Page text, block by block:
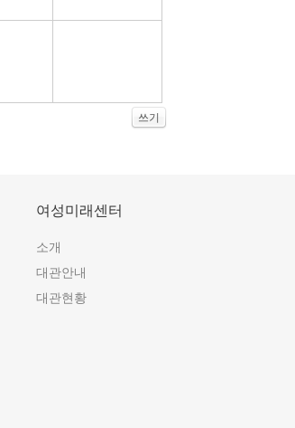
쓰기
여성미래센터
소개
대관안내
대관현황